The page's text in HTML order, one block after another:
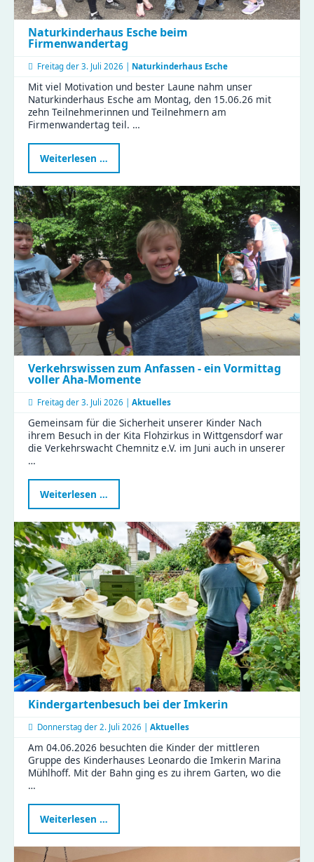
Naturkinderhaus Esche beim
Firmenwandertag
Freitag der 3. Juli 2026 | Naturkinderhaus Esche
Mit viel Motivation und bester Laune nahm unser
Naturkinderhaus Esche am Montag, den 15.06.26 mit
zehn Teilnehmerinnen und Teilnehmern am
Firmenwandertag teil. …
Weiterlesen …
Esche
Firmenwandertag
Verkehrswissen zum Anfassen - ein Vormittag
voller Aha-Momente
Freitag der 3. Juli 2026 | Aktuelles
Gemeinsam für die Sicherheit unserer Kinder Nach
ihrem Besuch in der Kita Flohzirkus in Wittgensdorf war
die Verkehrswacht Chemnitz e.V. im Juni auch in unserer
…
Weiterlesen …
zum
Anfassen
-
ein
Vormittag
voller
Aha-
Momente
Kindergartenbesuch bei der Imkerin
Donnerstag der 2. Juli 2026 | Aktuelles
Am 04.06.2026 besuchten die Kinder der mittleren
Gruppe des Kinderhauses Leonardo die Imkerin Marina
Mühlhoff. Mit der Bahn ging es zu ihrem Garten, wo die
…
Weiterlesen …
bei
der
Imkerin